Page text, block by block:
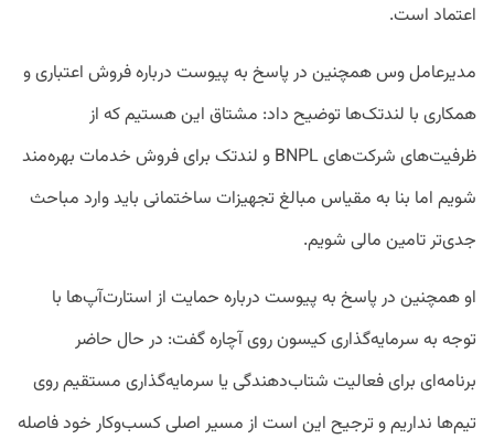
اعتماد است.
مدیرعامل وس همچنین در پاسخ به پیوست درباره فروش اعتباری و
همکاری با لندتک‌ها توضیح داد: مشتاق این هستیم که از
ظرفیت‌های شرکت‌های BNPL و لندتک برای فروش خدمات بهره‌مند
شویم اما بنا به مقیاس مبالغ تجهیزات ساختمانی باید وارد مباحث
جدی‌تر تامین مالی شویم.
او همچنین در پاسخ به پیوست درباره حمایت از استارت‌آپ‌ها با
توجه به سرمایه‌گذاری کیسون روی آچاره گفت: در حال حاضر
برنامه‌ای برای فعالیت شتاب‌دهندگی یا سرمایه‌گذاری مستقیم روی
تیم‌ها نداریم و ترجیح این است از مسیر اصلی کسب‌وکار خود فاصله